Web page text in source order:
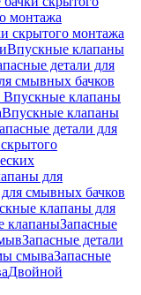
монтажа
скрытого монтажа
Впускные клапаны
детали для
смывных бачков
Впускные клапаны
Впускные клапаны
детали для
для
смывных бачков
клапаны для
клапаныЗапасные
Запасные детали
смываЗапасные
Двойной